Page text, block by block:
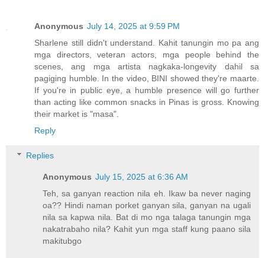
Anonymous July 14, 2025 at 9:59 PM
Sharlene still didn't understand. Kahit tanungin mo pa ang
mga directors, veteran actors, mga people behind the
scenes, ang mga artista nagkaka-longevity dahil sa
pagiging humble. In the video, BINI showed they're maarte.
If you're in public eye, a humble presence will go further
than acting like common snacks in Pinas is gross. Knowing
their market is "masa".
Reply
Replies
Anonymous July 15, 2025 at 6:36 AM
Teh, sa ganyan reaction nila eh. Ikaw ba never naging
oa?? Hindi naman porket ganyan sila, ganyan na ugali
nila sa kapwa nila. Bat di mo nga talaga tanungin mga
nakatrabaho nila? Kahit yun mga staff kung paano sila
makitubgo